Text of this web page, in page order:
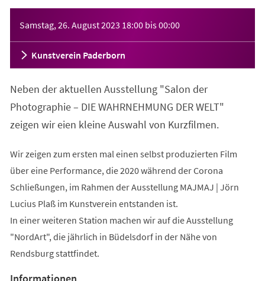
Samstag, 26. August 2023 18:00 bis00:00
Kunstverein Paderborn
Neben der aktuellen Ausstellung "Salon der
Photographie – DIE WAHRNEHMUNG DER WELT"
zeigen wir eien kleine Auswahl von Kurzfilmen.
Wir zeigen zum ersten mal einen selbst produzierten Film
über eine Performance, die 2020 während der Corona
Schließungen, im Rahmen der Ausstellung MAJMAJ | Jörn
Lucius Plaß im Kunstverein entstanden ist.
In einer weiteren Station machen wir auf die Ausstellung
"NordArt", die jährlich in Büdelsdorf in der Nähe von
Rendsburg stattfindet.
Informationen